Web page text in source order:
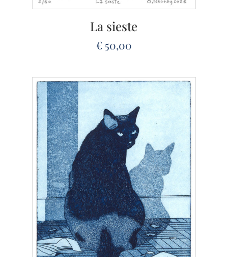
La sieste
€ 50,00